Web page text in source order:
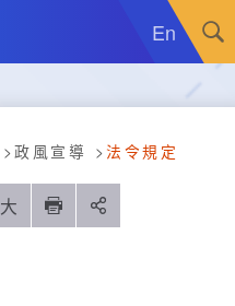
En
政風宣導 法令規定
大 列印